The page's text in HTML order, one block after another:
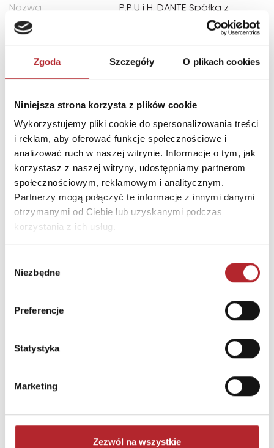
Zgoda Szczegóły O plikach cookies
Niniejsza strona korzysta z plików cookie
Wykorzystujemy pliki cookie do spersonalizowania treści
i reklam, aby oferować funkcje społecznościowe i
analizować ruch w naszej witrynie. Informacje o tym, jak
korzystasz z naszej witryny, udostępniamy partnerom
społecznościowym, reklamowym i analitycznym.
Partnerzy mogą połączyć te informacje z innymi danymi
otrzymanymi od Ciebie lub uzyskanymi podczas
korzystania z ich usług.
zgody
Niezbędne
Preferencje
Statystyka
Marketing
Zezwól na wszystkie
Nazwa
P.P.U i H. DANTE Spółka z
Ulica
ul. Rodakowskiego 1/5
Kod pocztowy
71-345
INNI KLIENCI KUPOWALI
Sug. cena det.
Zaloguj się, aby kupić
Nowość
25,81zł
Zaloguj się, aby kupić
NAJCZĘŚCIEJ KUPOWANE zobacz więcej